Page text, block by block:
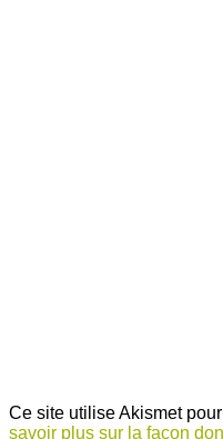
Ce site utilise Akismet
savoir plus sur la façon